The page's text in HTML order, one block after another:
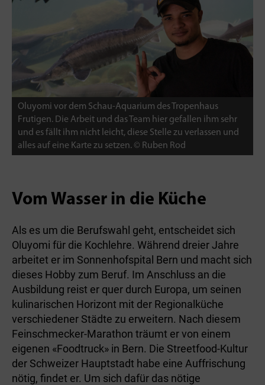
Oluyomi vor dem Schau-Aquarium des Tropenhaus
Frutigen. Die Arbeit und das Team hier gefallen ihm sehr
und es fällt ihm nicht leicht, diese Stelle zu verlassen und
alles auf eine Karte zu setzen. © Ruben Rod
Vom Wasser in die Küche
Als es um die Berufswahl geht, entscheidet sich
Oluyomi für die Kochlehre. Während dreier Jahre
arbeitet er im Sonnenhofspital Bern und macht sich
dieses Hobby zum Beruf. Im Anschluss an die
Ausbildung reist er quer durch Europa, um seinen
kulinarischen Horizont mit der Regionalküche
verschiedener Städte zu erweitern. Nach diesem
Feinschmecker-Marathon träumt er von einem
eigenen «Foodtruck» in Bern. Die Streetfood-Kultur
der Schweizer Hauptstadt habe eine Auffrischung
nötig, findet er. Um sich dafür das nötige